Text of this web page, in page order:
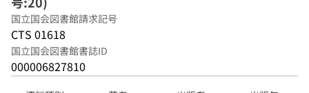
Division ;
Freight Branch)
(シリーズ
名:Decimal File,
1947-52) (ボック
ス番号:8760 ; フ
国立国会図書館請求記号
CTS 01618
国立国会図書館書誌ID
000006827810